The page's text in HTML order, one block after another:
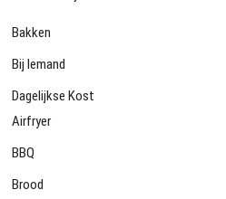
Bakken
Bij Iemand
Dagelijkse Kost
Airfryer
BBQ
Brood